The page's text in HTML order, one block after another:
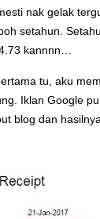
nak gelak
setahun.
kannnn…
tu, aku
Iklan Google
blog dan